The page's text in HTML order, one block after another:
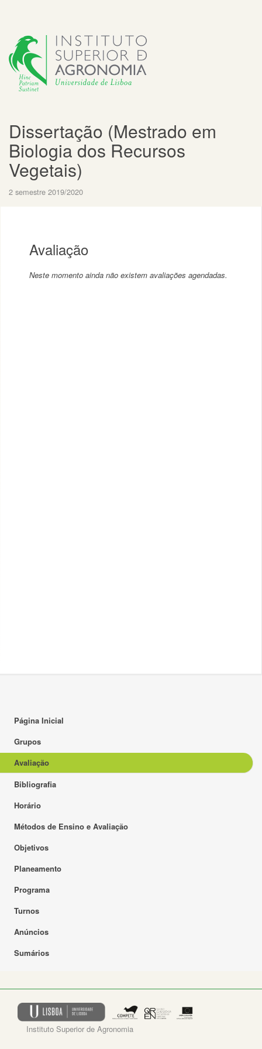
Dissertação (Mestrado em
Biologia dos Recursos
Vegetais)
2 semestre 2019/2020
Avaliação
Neste momento ainda não existem avaliações agendadas.
Página Inicial
Grupos
Avaliação
Bibliografia
Horário
Métodos de Ensino e Avaliação
Objetivos
Planeamento
Programa
Turnos
Anúncios
Sumários
Instituto Superior de Agronomia